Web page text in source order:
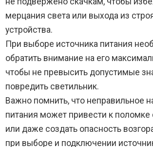
мерцания света или выхода из
устройства.
При выборе источника питания
обратить внимание на его
чтобы не превысить допустимые
повредить светильник.
Важно помнить, что неправильное
питания может привести к поломке
или даже создать опасность
при выборе и подключении